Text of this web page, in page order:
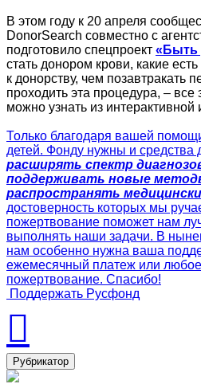
В этом году к 20 апреля
DonorSearch совместно с
подготовило спецпроект «Быть
стать донором крови, какие
к донорству, чем позавтракать
проходить эта процедура, – все
можно узнать из
Только благодаря вашей
детей. Фонду нужны и средства
расширять спектр
поддерживать новые
распространять
достоверность которых мы
пожертвование поможет нам
выполнять наши задачи. В
нам особенно нужна ваша
ежемесячный платеж или
пожертвование. Спасибо!
Поддержать Русфонд
Рубрикатор